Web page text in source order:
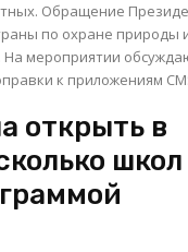
Обращение
по охране природы
мероприятии
к приложениям
открыть в
школ